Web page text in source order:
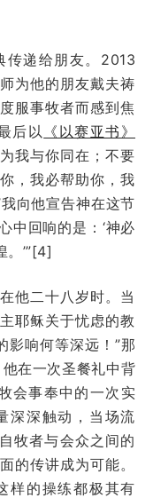
传递给朋友。2013
为他的朋友戴夫祷
服事牧者而感到焦
后以 《以赛亚书》
我与你同在；不要
，我必帮助你，我
向他宣告神在这节
中回响的是：‘神必
。’”[4]
他二十八岁时。当
耶稣关于忧虑的教
影响何等深远！”那
在一次圣餐礼中背
会事奉中的一次实
深深触动，当场流
牧者与会众之间的
传讲成为可能。
样的操练都极其有